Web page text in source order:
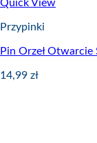
Quick View
Przypinki
Pin Orzeł Otwarcie
14,99 zł